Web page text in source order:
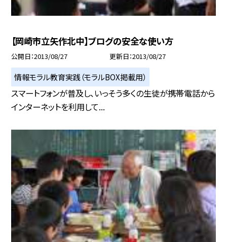
【岡崎市立矢作北中】ブログの安全な使い方
公開日 2013/08/27 更新日 2013/08/27
情報モラル教育実践（モラルBOX掲載用）
スマートフォンが普及し、いっそう多くの生徒が携帯電話から
インターネットを利用して...